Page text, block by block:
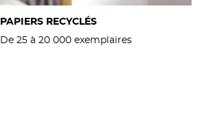
PAPIERS RECYCLÉS
De 25 à 20 000 exemplaires